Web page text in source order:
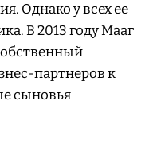
Однако у всех ее
В 2013 году Мааг
партнеров к
сыновья